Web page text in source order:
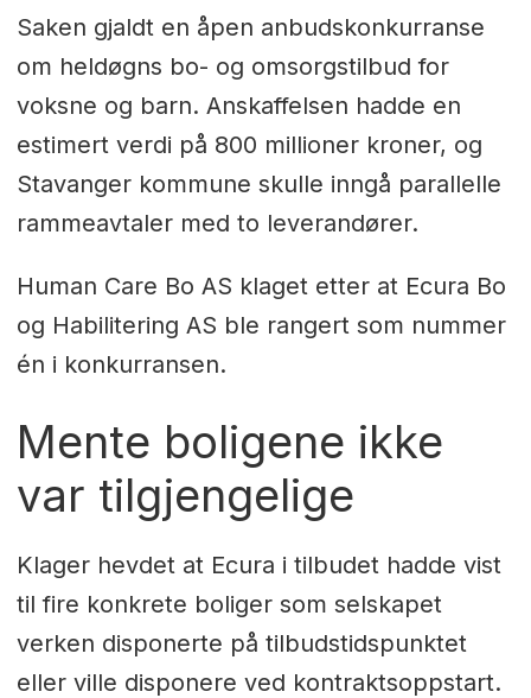
Saken gjaldt en åpen anbudskonkurranse
om heldøgns bo- og omsorgstilbud for
voksne og barn. Anskaffelsen hadde en
estimert verdi på 800 millioner kroner, og
Stavanger kommune skulle inngå parallelle
rammeavtaler med to leverandører.
Human Care Bo AS klaget etter at Ecura Bo
og Habilitering AS ble rangert som nummer
én i konkurransen.
Mente boligene ikke
var tilgjengelige
Klager hevdet at Ecura i tilbudet hadde vist
til fire konkrete boliger som selskapet
verken disponerte på tilbudstidspunktet
eller ville disponere ved kontraktsoppstart.